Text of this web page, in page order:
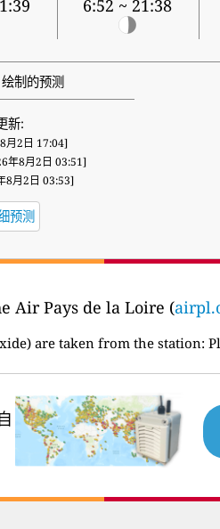
6:52 ~ 21:38
制的预测
新:
月2日 17:04]
年8月2日 03:51]
8月2日 03:53]
预测
Air Pays de la Loire (
are taken from the station: